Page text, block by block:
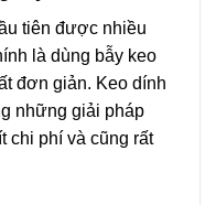
tiên được nhiều
là dùng bẫy keo
đơn giản. Keo dính
những giải pháp
chi phí và cũng rất